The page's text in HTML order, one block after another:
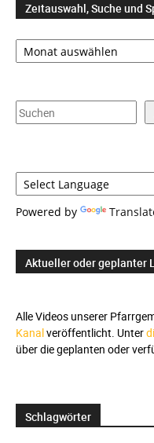
Zeitauswahl, Suche und
Zeitauswahl,
Suche
Suchen
Powered by
Aktueller oder geplanter
Alle Videos unserer
Kanalveröffentlicht. Unter
über die geplanten oder
Schlagwörter